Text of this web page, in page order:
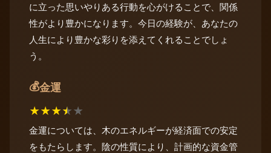
に立った思いやりある行動を心がけることで、関係
性がより豊かになります。今日の経験が、あなたの
人生により豊かな彩りを添えてくれることでしょ
う。
💰金運
★★★★★
金運については、木のエネルギーが経済面での安定
をもたらします。陰の性質により、計画的な資金管